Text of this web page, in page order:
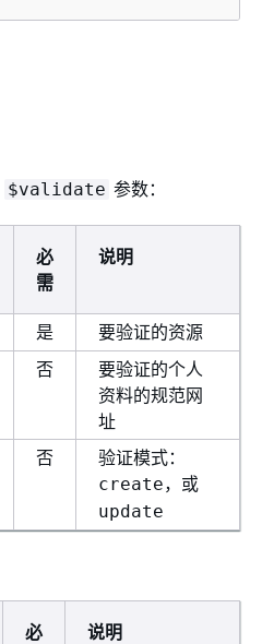
$validate 参数：
必
需
说明
是 要验证的资源
否
要验证的个人
资料的规范网
址
否 验证模式：
create，或
update
必
说明